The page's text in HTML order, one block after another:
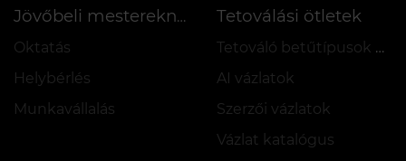
Jövőbeli mestereknek
Oktatás
Helybérlés
Munkavállalás
Tetoválási ötletek
Tetováló betűtípusok online
AI vázlatok
Szerzői vázlatok
Vázlat katalógus